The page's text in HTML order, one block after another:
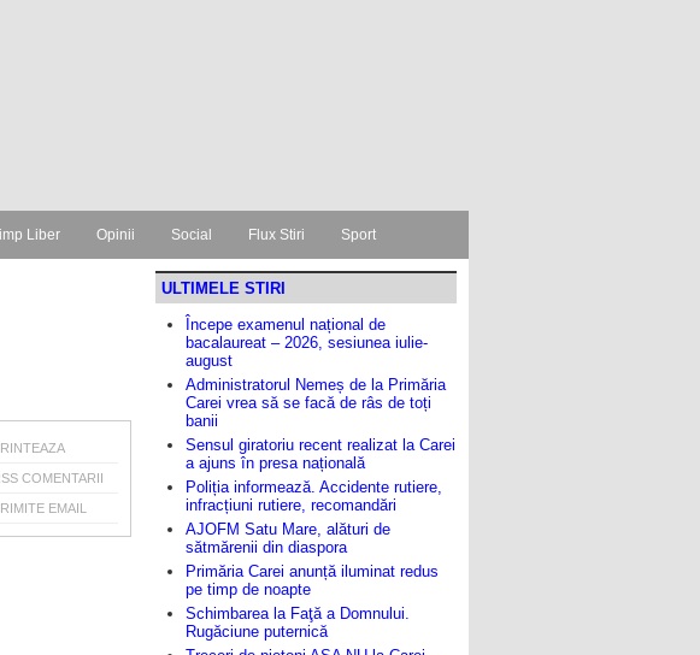
Liber Opinii Social Flux Stiri Sport
COMENTARII
EMAIL
ULTIMELE STIRI
Începe examenul național de
bacalaureat – 2026, sesiunea iulie-
august
Administratorul Nemeș de la Primăria
Carei vrea să se facă de râs de toți
banii
Sensul giratoriu recent realizat la Carei
a ajuns în presa națională
Poliția informează. Accidente rutiere,
infracțiuni rutiere, recomandări
AJOFM Satu Mare, alături de
sătmărenii din diaspora
Primăria Carei anunță iluminat redus
pe timp de noapte
Schimbarea la Faţă a Domnului.
Rugăciune puternică